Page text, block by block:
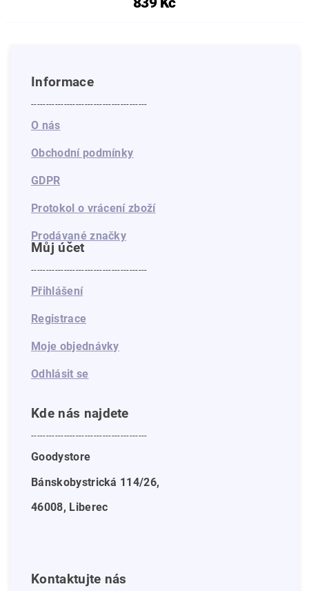
Informace
---------------------------------------
O nás
Obchodní podmínky
GDPR
Protokol o vrácení zboží
Prodávané značky
Můj účet
---------------------------------------
Přihlášení
Registrace
Moje objednávky
Odhlásit se
Kde nás najdete
---------------------------------------
Goodystore
Bánskobystrická 114/26,
46008, Liberec
Kontaktujte nás